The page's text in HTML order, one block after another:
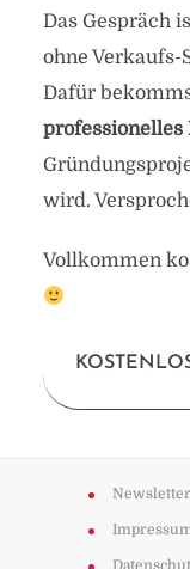
Das Gespräch
ohne Verkaufs-
Dafür
professionelles
wird.
Vollkommen
Newsletter